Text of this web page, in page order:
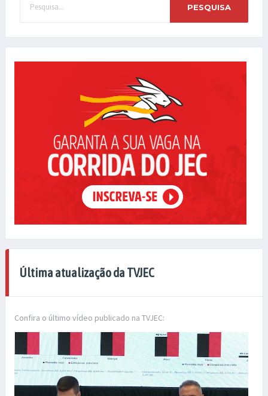
PESQUISA
Última atualização da TVJEC
Confira o último vídeo publicado na TVJEC: